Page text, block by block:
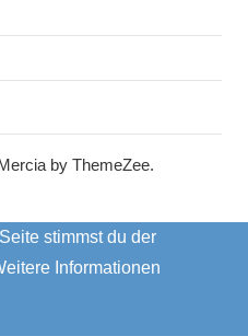
by ThemeZee.
stimmst du der
Informationen